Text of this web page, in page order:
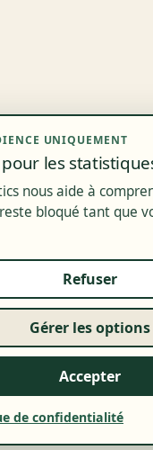
UNIQUEMENT
les
nous aide à
bloqué tant que
Refuser
Gérer les options
Accepter
de confidentialité